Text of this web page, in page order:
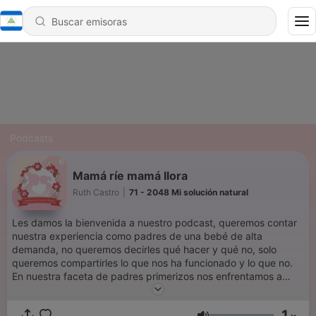
Mamá ríe mamá llora
Ruth Castro 71 - 2048 Mi solución natural
Les damos la bienvenida a nuestro podcast, queremos contar
nuestra experiencia como padres de una bebé de alta
demanda, no queremos decirles qué hacer y qué no, solo
queremos compartirles lo que nos ha funcionado y lo que no.
En nuestra faceta de padres primerizos nos enfrentamos a
muchas incertidumbres y desafios buscando siempre el